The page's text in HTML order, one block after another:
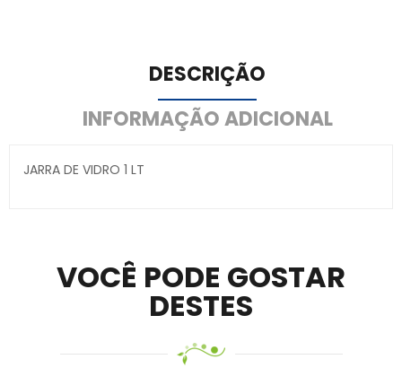
DESCRIÇÃO
INFORMAÇÃO ADICIONAL
JARRA DE VIDRO 1 LT
VOCÊ PODE GOSTAR
DESTES